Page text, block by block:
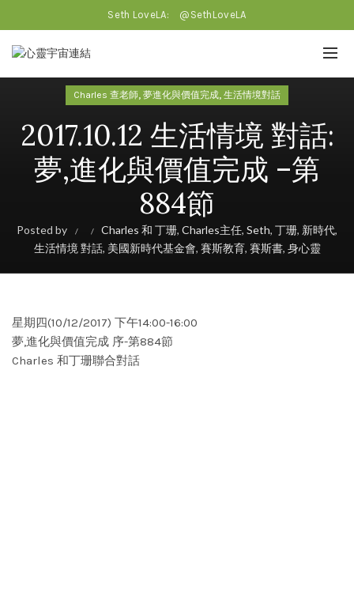
Seth LoveLA: @SethLoveLA
Charles 查老師, 夢進化與價值完成, 生活情境對話
2017.10.12 生活情境 對話:
夢,進化與價值完成 –第
884節
Posted by Charles 和 丁珊, Charles主任, Seth, 丁珊, 新時代,
生活情境 對話, 美國新時代基金會, 賽斯教育, 賽斯書, 身心靈
星期四(10/12/2017) 下午14:00-16:00
夢,進化與價值完成 序-第884節
Charles 和丁珊聯合對話